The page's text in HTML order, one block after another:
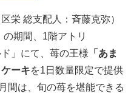
栄 総支配人：斉藤克弥）
期間、1階アトリ
」にて、苺の王様 「あま
ーキを1日数量限定で提供
間は、旬の苺を堪能できる